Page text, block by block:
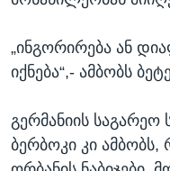
„ინგორირება ან
იქნება“,- ამბობს
გერმანიის საგარეო
ბერბოკი კი